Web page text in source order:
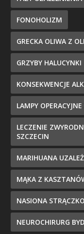
FONOHOLIZM
GRECKA OLIWA Z
GRZYBY HALUCYNKI
KONSEKWENCJE
LAMPY
LECZENIE
SZCZECIN
MARIHUANA
MĄKA Z
NASIONA
NEUROCHIRURG